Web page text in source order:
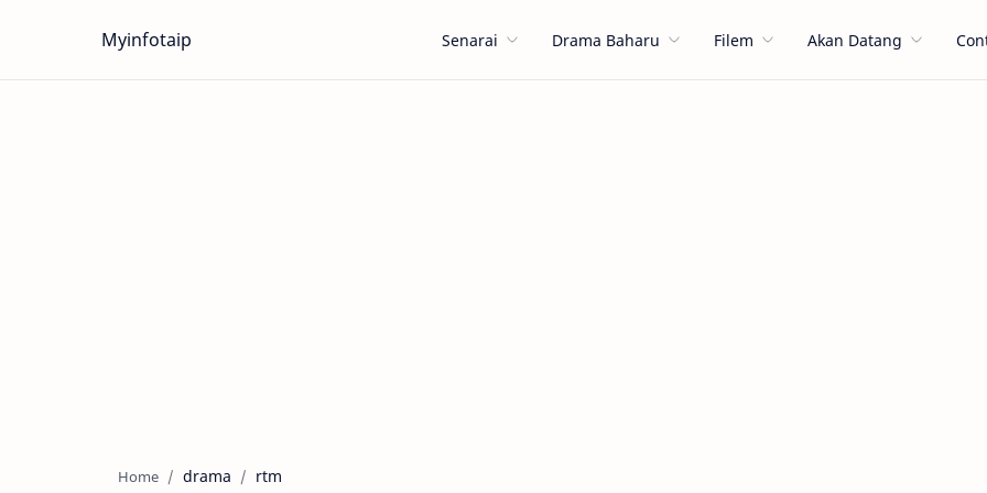
Myinfotaip Senarai Drama Baharu Filem Akan Datang
Home drama rtm